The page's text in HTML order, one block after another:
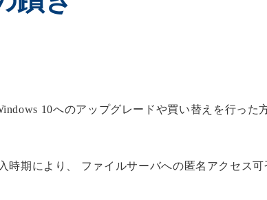
10へのアップグレードや買い替えを行った
時期により、 ファイルサーバへの匿名アクセス